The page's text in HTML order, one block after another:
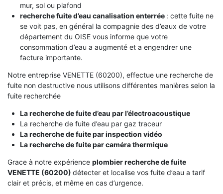
mur, sol ou plafond
recherche fuite d’eau canalisation enterrée : cette fuite ne
se voit pas, en général la compagnie des d’eaux de votre
département du OISE vous informe que votre
consommation d’eau a augmenté et a engendrer une
facture importante.
Notre entreprise VENETTE (60200), effectue une recherche de
fuite non destructive nous utilisons différentes manières selon la
fuite recherchée
La recherche de fuite d’eau par l’électroacoustique
La recherche de fuite d’eau par gaz traceur
La recherche de fuite par inspection vidéo
La recherche de fuite par caméra thermique
Grace à notre expérience plombier recherche de fuite
VENETTE (60200) détecter et localise vos fuite d’eau a tarif
clair et précis, et même en cas d’urgence.